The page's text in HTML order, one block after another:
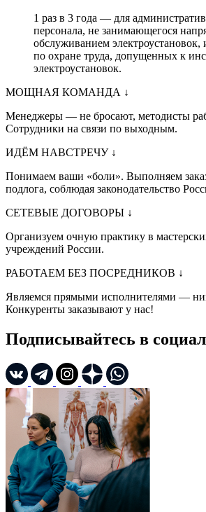
1 раз в 3 года — для
персонала, не занимающегося
обслуживанием электроустановок,
по охране труда, допущенных к
электроустановок.
МОЩНАЯ КОМАНДА ↓
Менеджеры — не бросают, методисты
Сотрудники на связи по выходным.
ИДЁМ НАВСТРЕЧУ ↓
Понимаем ваши «боли». Выполняем
подлога, соблюдая законодательство
СЕТЕВЫЕ ДОГОВОРЫ ↓
Организуем очную практику в
учреждений России.
РАБОТАЕМ БЕЗ ПОСРЕДНИКОВ ↓
Являемся прямыми исполнителями —
Конкуренты заказывают у нас!
Подписывайтесь в